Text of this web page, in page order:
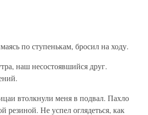
по ступенькам, бросил на ходу.
наш несостоявшийся друг.
втолкнули меня в подвал. Пахло
резиной. Не успел оглядеться, как